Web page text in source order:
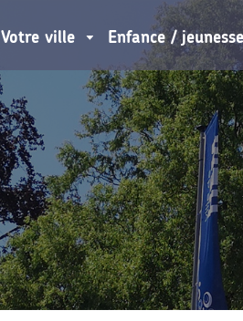
Votre ville Enfance / jeunesse